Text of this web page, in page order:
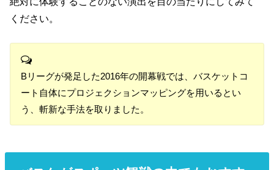
ください。
Bリーグが発足した2016年の開幕戦では、バスケットコ
ート自体にプロジェクションマッピングを用いるとい
う、斬新な手法を取りました。